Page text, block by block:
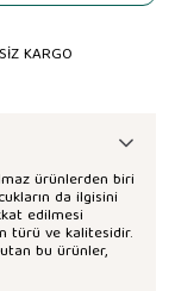
KARGO
ürünlerden biri
da ilgisini
edilmesi
türü ve kalitesidir.
bu ürünler,